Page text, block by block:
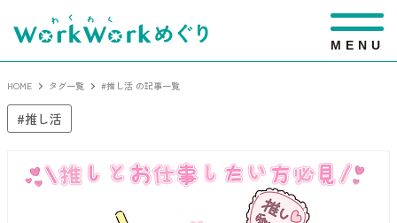
M E N U
HOME タグ一覧 #推し活 の記事一覧
推し活